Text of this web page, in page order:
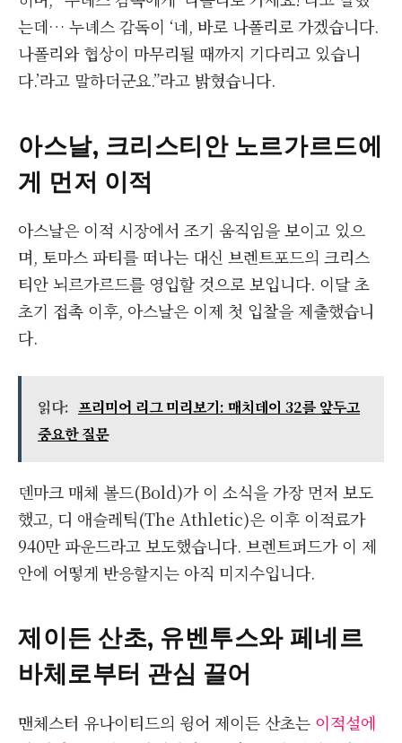
는데… 누녜스 감독이 ‘네, 바로 나폴리로 가겠습니다.
나폴리와 협상이 마무리될 때까지 기다리고 있습니
다.’라고 말하더군요.”라고 밝혔습니다.
아스날, 크리스티안 노르가르드에
게 먼저 이적
아스날은 이적 시장에서 조기 움직임을 보이고 있으
며, 토마스 파티를 떠나는 대신 브렌트포드의 크리스
티안 뇌르가르드를 영입할 것으로 보입니다. 이달 초
초기 접촉 이후, 아스날은 이제 첫 입찰을 제출했습니
다.
읽다: 프리미어 리그 미리보기: 매치데이 32를 앞두고
중요한 질문
덴마크 매체 볼드(Bold)가 이 소식을 가장 먼저 보도
했고, 디 애슬레틱(The Athletic)은 이후 이적료가
940만 파운드라고 보도했습니다. 브렌트퍼드가 이 제
안에 어떻게 반응할지는 아직 미지수입니다.
제이든 산초, 유벤투스와 페네르
바체로부터 관심 끌어
맨체스터 유나이티드의 윙어 제이든 산초는 이적설에